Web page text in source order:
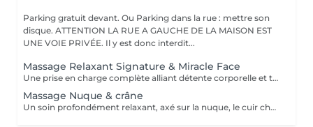
Parking gratuit devant. Ou Parking dans la rue : mettre son
disque. ATTENTION LA RUE A GAUCHE DE LA MAISON EST
UNE VOIE PRIVÉE. Il y est donc interdit...
Massage Relaxant Signature & Miracle Face
Une prise en charge complète alliant détente corporelle et travail du visage. Le massage corps est associé au Miracle Face afin de relâcher les tensions, redessiner les traits et rééquilibrer les volumes du visage. Un soin global, pensé pour apaiser le corps, libérer les tensions et restaurer une sensation d'harmonie durable.
Massage Nuque & crâne
Un soin profondément relaxant, axé sur la nuque, le cuir chevelu et les tensions nerveuses. Idéal pour apaiser le mental, relâcher la pression et retrouver une sensation de calme immédiat. Peut être réalisé seul ou en complément d'un massage corps.